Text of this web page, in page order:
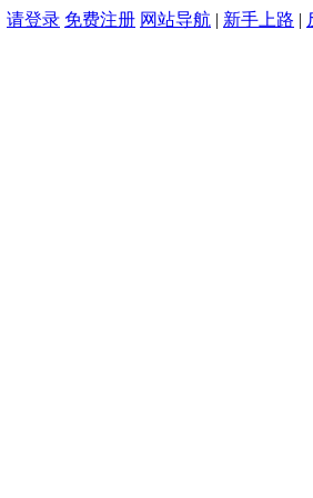
请登录 免费注册 网站导航 | 新手上路 |